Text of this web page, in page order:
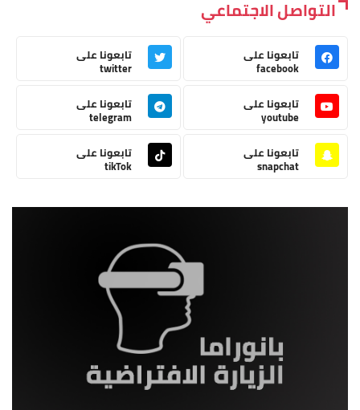
التواصل الاجتماعي
تابعونا على
facebook
تابعونا على
twitter
تابعونا على
youtube
تابعونا على
telegram
تابعونا على
snapchat
تابعونا على
tikTok